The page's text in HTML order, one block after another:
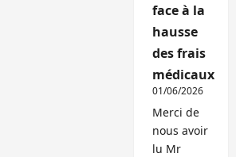
face à la
hausse
des frais
médicaux
01/06/2026
Merci de
nous avoir
lu Mr